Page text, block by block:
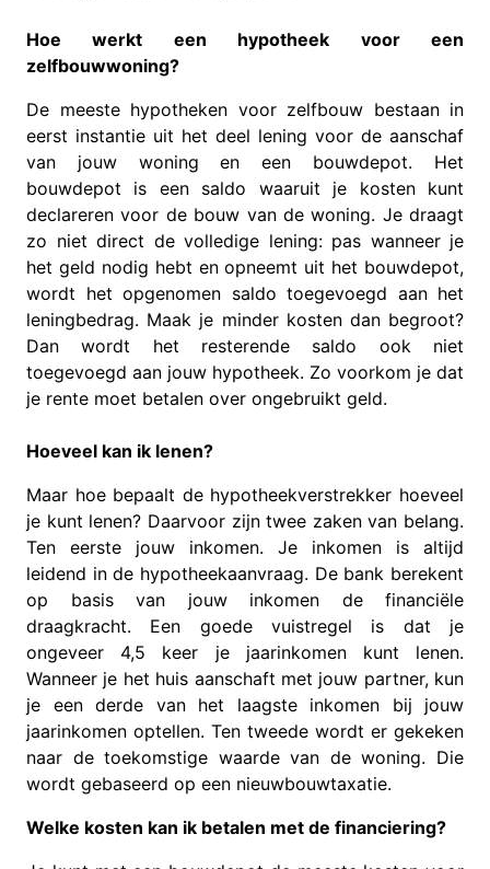
Hoe werkt een hypotheek voor een
zelfbouwwoning?
De meeste hypotheken voor zelfbouw bestaan in
eerst instantie uit het deel lening voor de aanschaf
van jouw woning en een bouwdepot. Het
bouwdepot is een saldo waaruit je kosten kunt
declareren voor de bouw van de woning. Je draagt
zo niet direct de volledige lening: pas wanneer je
het geld nodig hebt en opneemt uit het bouwdepot,
wordt het opgenomen saldo toegevoegd aan het
leningbedrag. Maak je minder kosten dan begroot?
Dan wordt het resterende saldo ook niet
toegevoegd aan jouw hypotheek. Zo voorkom je dat
je rente moet betalen over ongebruikt geld.
Hoeveel kan ik lenen?
Maar hoe bepaalt de hypotheekverstrekker hoeveel
je kunt lenen? Daarvoor zijn twee zaken van belang.
Ten eerste jouw inkomen. Je inkomen is altijd
leidend in de hypotheekaanvraag. De bank berekent
op basis van jouw inkomen de financiële
draagkracht. Een goede vuistregel is dat je
ongeveer 4,5 keer je jaarinkomen kunt lenen.
Wanneer je het huis aanschaft met jouw partner, kun
je een derde van het laagste inkomen bij jouw
jaarinkomen optellen. Ten tweede wordt er gekeken
naar de toekomstige waarde van de woning. Die
wordt gebaseerd op een nieuwbouwtaxatie.
Welke kosten kan ik betalen met de financiering?